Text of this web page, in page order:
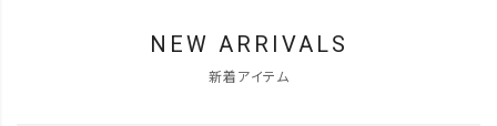
NEW ARRIVALS
新着アイテム